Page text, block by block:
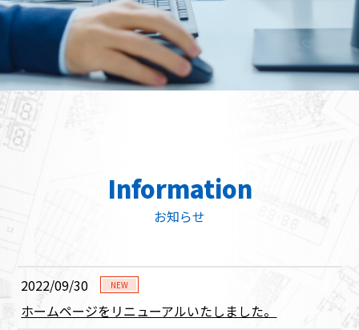
Information
お知らせ
2022/09/30 NEW
ホームページをリニューアルいたしました。